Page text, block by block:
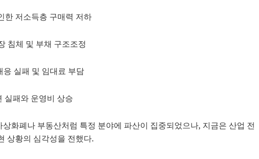
한 저소득층 구매력 저하
침체 및 부채 구조조정
응 실패 및 임대료 부담
실패와 운영비 상승
화폐나 부동산처럼 특정 분야에 파산이 집중되었으나, 지금은 산업 전
상황의 심각성을 전했다.